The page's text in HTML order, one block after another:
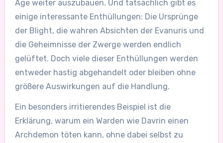
Age weiter auszubauen. Und tatsächlich gibt es
einige interessante Enthüllungen: Die Ursprünge
der Blight, die wahren Absichten der Evanuris und
die Geheimnisse der Zwerge werden endlich
gelüftet. Doch viele dieser Enthüllungen werden
entweder hastig abgehandelt oder bleiben ohne
größere Auswirkungen auf die Handlung.
Ein besonders irritierendes Beispiel ist die
Erklärung, warum ein Warden wie Davrin einen
Archdemon töten kann, ohne dabei selbst zu